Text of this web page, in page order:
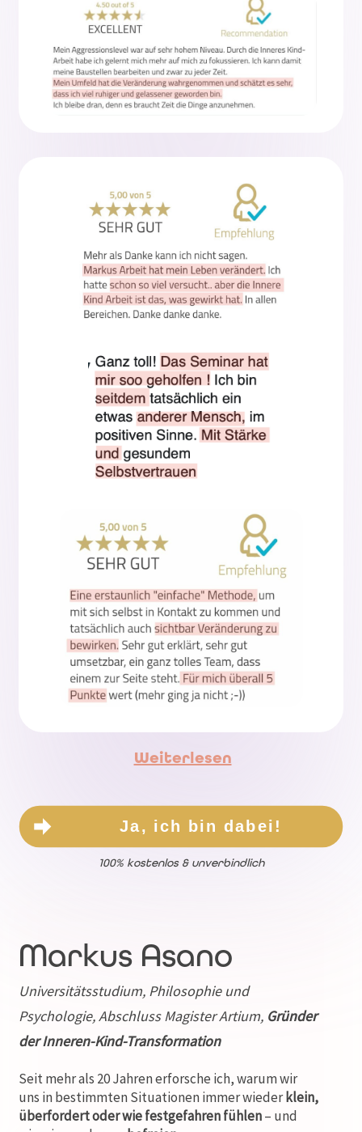
Weiterlesen
Ja, ich bin dabei!
100% kostenlos & unverbindlich
Markus Asano
Universitätsstudium, Philosophie und
Psychologie, Abschluss Magister Artium, Gründer
der Inneren-Kind-Transformation
Seit mehr als 20 Jahren erforsche ich, warum wir
uns in bestimmten Situationen immer wiederklein,
überfordert oder wie festgefahren fühlen– und